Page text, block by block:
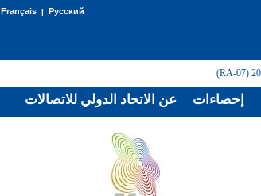
Français| Русский
عن الاتحاد الدولي للاتصالات إحصاءات